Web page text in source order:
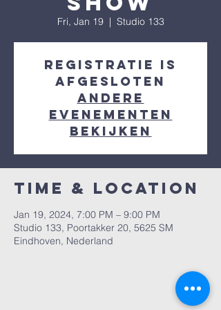
Fri, Jan 19
  |
Studio 133
Registratie is
afgesloten
Andere
evenementen
bekijken
Time & Location
Jan 19, 2024, 7:00 PM – 9:00 PM
Studio 133, Poortakker 20, 5625 SM
Eindhoven, Nederland